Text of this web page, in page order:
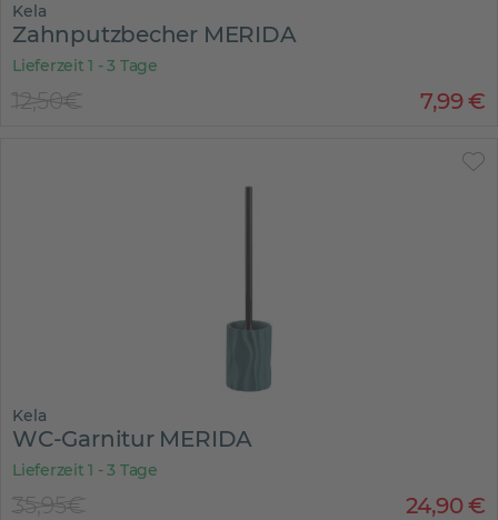
Kela
Zahnputzbecher MERIDA
Lieferzeit 1 - 3 Tage
7,99€
12,50€
Kela
WC-Garnitur MERIDA
Lieferzeit 1 - 3 Tage
24,90€
35,95€